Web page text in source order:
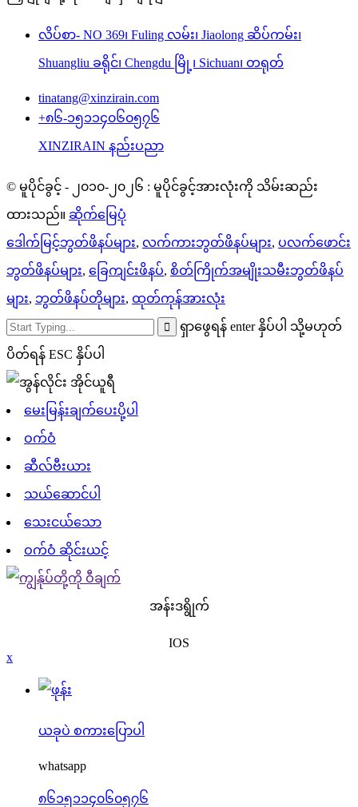
လိပ်စာ- NO 369၊ Fuling လမ်း၊ Jiaolong ဆိပ်ကမ်း၊
Shuangliu ခရိုင်၊ Chengdu မြို့၊ Sichuan၊ တရုတ်
tinatang@xinzirain.com
+၈၆-၁၅၁၁၄၀၆၀၅၇၆
XINZIRAIN နည်းပညာ
© မူပိုင်ခွင့် - ၂၀၁၀-၂၀၂၆ : မူပိုင်ခွင့်အားလုံးကို သိမ်းဆည်း
ထားသည်။ ဆိုက်မြေပုံ
ဒေါက်မြင့်ဘွတ်ဖိနပ်များ, လက်ကားဘွတ်ဖိနပ်များ, ပလက်ဖောင်း
ဘွတ်ဖိနပ်များ, ခြေကျင်းဖိနပ်, စိတ်ကြိုက်အမျိုးသမီးဘွတ်ဖိနပ်
များ, ဘွတ်ဖိနပ်တိုများ, ထုတ်ကုန်အားလုံး
ရှာဖွေရန် enter နှိပ်ပါ သို့မဟုတ်
ပိတ်ရန် ESC နှိပ်ပါ
မေးမြန်းချက်ပေးပို့ပါ
ဝက်ဝံ
ဆီလ်ဗီးယား
သယ်ဆောင်ပါ
သေးငယ်သော
ဝက်ဝံ ဆိုင်းယင့်
အန်းဒရွိုက်
IOS
x
ယခုပဲ စကားပြောပါ
whatsapp
၈၆၁၅၁၁၄၀၆၀၅၇၆